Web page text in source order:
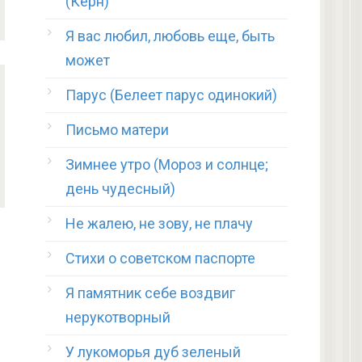
Я вас любил, любовь еще, быть
может
Парус (Белеет парус одинокий)
Письмо матери
Зимнее утро (Мороз и солнце;
день чудесный)
Не жалею, не зову, не плачу
Стихи о советском паспорте
Я памятник себе воздвиг
нерукотворный
У лукоморья дуб зеленый